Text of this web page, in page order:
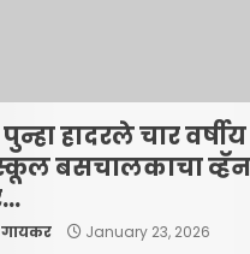
हादरले चार
बसचालकाचा
गायकर January 23, 2026